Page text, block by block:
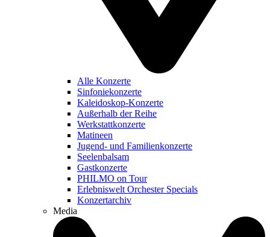
Alle Konzerte
Sinfoniekonzerte
Kaleidoskop-Konzerte
Außerhalb der Reihe
Werkstattkonzerte
Matineen
Jugend- und Familienkonzerte
Seelenbalsam
Gastkonzerte
PHILMO on Tour
Erlebniswelt Orchester Specials
Konzertarchiv
Media